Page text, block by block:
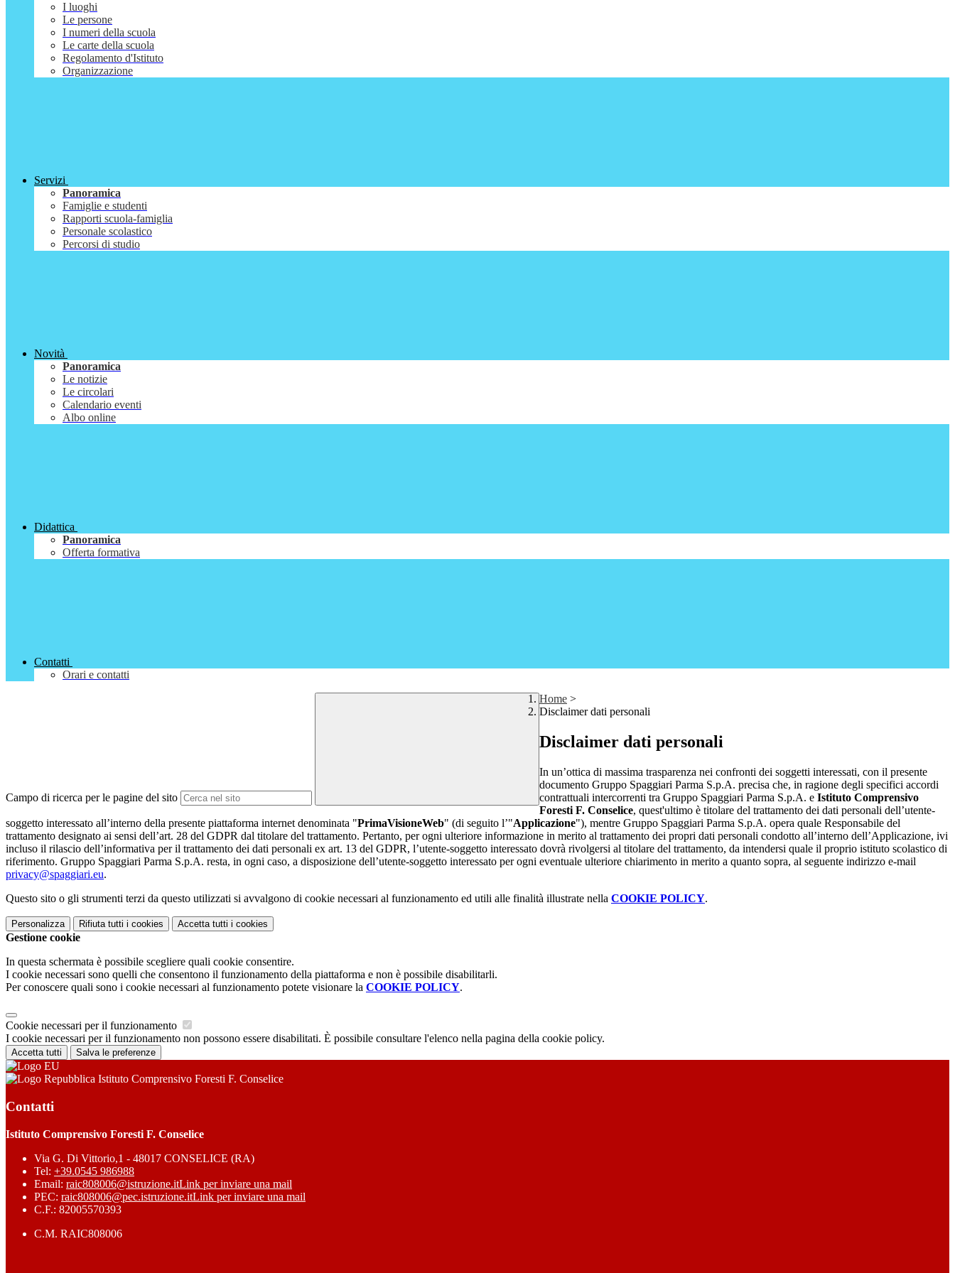
I luoghi
Le persone
I numeri della scuola
Le carte della scuola
Regolamento d'Istituto
Organizzazione
Servizi
Panoramica
Famiglie e studenti
Rapporti scuola-famiglia
Personale scolastico
Percorsi di studio
Novità
Panoramica
Le notizie
Le circolari
Calendario eventi
Albo online
Didattica
Panoramica
Offerta formativa
Contatti
Orari e contatti
Campo di ricerca per le pagine del sito
Home >
Disclaimer dati personali
Disclaimer dati personali
In un’ottica di massima trasparenza nei confronti dei soggetti interessati, con il presente
documento Gruppo Spaggiari Parma S.p.A. precisa che, in ragione degli specifici accordi
contrattuali intercorrenti tra Gruppo Spaggiari Parma S.p.A. e Istituto Comprensivo
Foresti F. Conselice, quest'ultimo è titolare del trattamento dei dati personali dell’utente-
soggetto interessato all’interno della presente piattaforma internet denominata "PrimaVisioneWeb" (di seguito l’"Applicazione"), mentre Gruppo Spaggiari Parma S.p.A. opera quale Responsabile del
trattamento designato ai sensi dell’art. 28 del GDPR dal titolare del trattamento. Pertanto, per ogni ulteriore informazione in merito al trattamento dei propri dati personali condotto all’interno dell’Applicazione, ivi
incluso il rilascio dell’informativa per il trattamento dei dati personali ex art. 13 del GDPR, l’utente-soggetto interessato dovrà rivolgersi al titolare del trattamento, da intendersi quale il proprio istituto scolastico di
riferimento. Gruppo Spaggiari Parma S.p.A. resta, in ogni caso, a disposizione dell’utente-soggetto interessato per ogni eventuale ulteriore chiarimento in merito a quanto sopra, al seguente indirizzo e-mail
privacy@spaggiari.eu.
Questo sito o gli strumenti terzi da questo utilizzati si avvalgono di cookie necessari al funzionamento ed utili alle finalità illustrate nella COOKIE POLICY.
Personalizza Rifiuta tutti i cookies Accetta tutti i cookies
Gestione cookie
In questa schermata è possibile scegliere quali cookie consentire.
I cookie necessari sono quelli che consentono il funzionamento della piattaforma e non è possibile disabilitarli.
Per conoscere quali sono i cookie necessari al funzionamento potete visionare la COOKIE POLICY.
Cookie necessari per il funzionamento
I cookie necessari per il funzionamento non possono essere disabilitati. È possibile consultare l'elenco nella pagina della cookie policy.
Accetta tutti Salva le preferenze
Istituto Comprensivo Foresti F. Conselice
Contatti
Istituto Comprensivo Foresti F. Conselice
Via G. Di Vittorio,1 - 48017 CONSELICE (RA)
Tel: +39.0545 986988
Email: raic808006@istruzione.itLink per inviare una mail
PEC: raic808006@pec.istruzione.itLink per inviare una mail
C.F.: 82005570393
C.M. RAIC808006